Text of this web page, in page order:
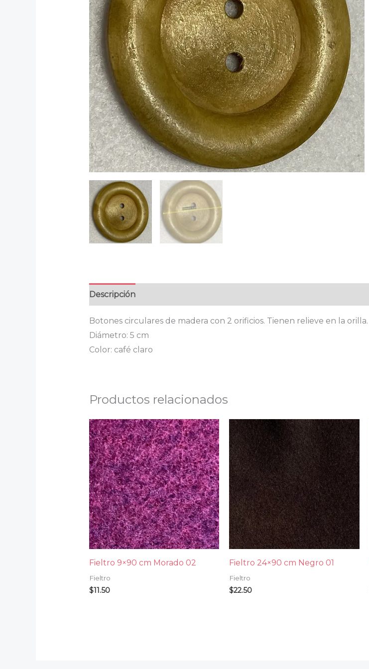
Descripción
Botones circulares de madera con 2 orificios. Tienen relieve en la orilla.
Diámetro: 5 cm
Color: café claro
Productos relacionados
Fieltro 9×90 cm Morado 02
Fieltro
$11.50
Fieltro 24×90 cm Negro 01
Fieltro
$22.50